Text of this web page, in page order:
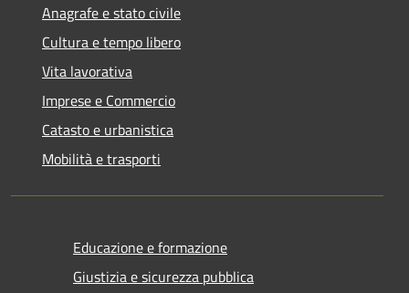
Anagrafe e stato civile
Cultura e tempo libero
Vita lavorativa
Imprese e Commercio
Catasto e urbanistica
Mobilità e trasporti
Educazione e formazione
Giustizia e sicurezza pubblica